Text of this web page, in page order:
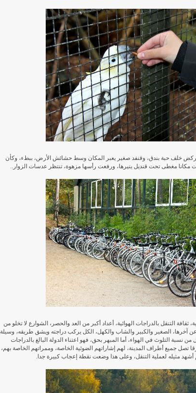
خلف حبة بندق، وقنفد صغير يعبر المكان وسط حشائش الأرض، ببطء، وكأن
مكانا مغطى تحت قنديل ينيرها، ورفعت رأسها مزهوة، تنتظر عدسات الزوار..
ثقافة التنقل بالدراجات الهوائية، أعداد أكبر من العد والحصر، الشوارع لا تخلو من
آخرها، الصغير والكبير والشاب والكهل، الكل يركب دراجته ويشق طريقه، وسيلة
نسبة التلوث في الهواء، أما المبهر بحق، فهو اعتناء الدولة البالغ بالدراجات
تصل جميع أطراف المدينة، لهم إشاراتهم الضوئية الخاصة، وممراتهم الخاصة بهم،
مثيله لعملية التنقل، وعلى هذا وضعت نقطة إعجاب كبيرة جدا.